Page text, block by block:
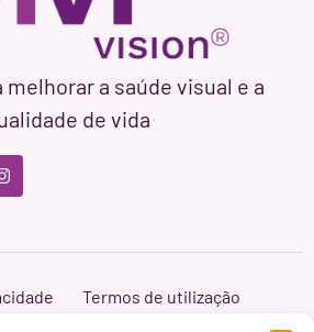
melhorar a saúde visual e a
de vida
Termos de utilização